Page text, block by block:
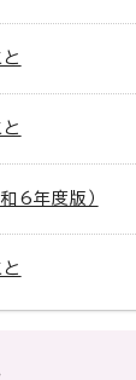
6年度版）